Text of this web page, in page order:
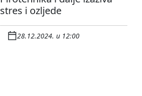
stres i ozljede
28.12.2024. u 12:00